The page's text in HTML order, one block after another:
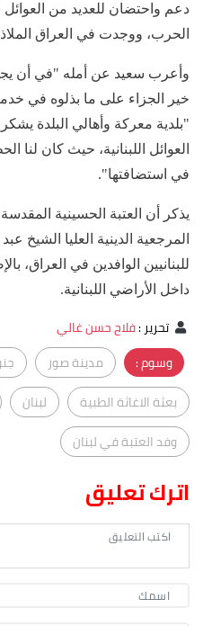
دعم واحتضان للعديد من العوائل
الحرب، ووجدت في العراق
وأعرب سعيد عن أمله "في أن
خير الجزاء على ما بذلوه في خدمة
"بلدية معركة وأهالي البلدة
العوائل اللبنانية، حيث كان لنا
في استضافتها".
يذكر أن العتبة الحسينية
المرجعية الدينية العليا الشيخ
للبنانيين الوافدين في العراق،
داخل الأراضي اللبنانية.
تحرير:فلاح حسن غالي
وسوم :
مدينة صور
بعثة الاغاثة الطبية
لبنان
وفد العتبة في لبنان
اترك تعليق